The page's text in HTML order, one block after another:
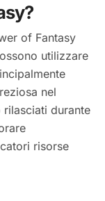
of Fantasy
utilizzare
nel
durante
risorse